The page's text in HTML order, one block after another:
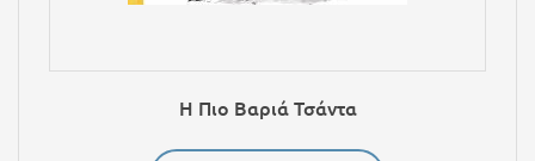
Η Πιο Βαριά Τσάντα